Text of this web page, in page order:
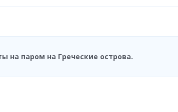
на паром на Греческие острова.